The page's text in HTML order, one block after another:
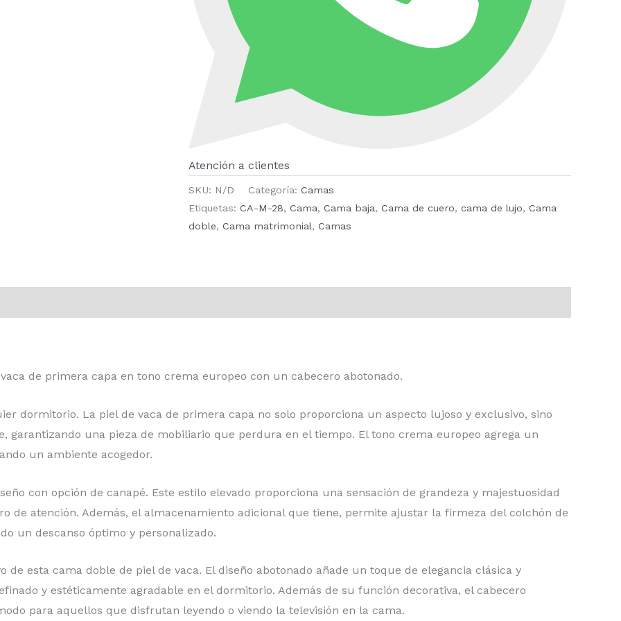
Atención a clientes
SKU: N/D Categoría: Camas
Etiquetas: CA-M-28, Cama, Cama baja, Cama de cuero, cama de lujo, Cama
doble, Cama matrimonial, Camas
de primera capa en tono crema europeo con un cabecero abotonado.
dormitorio. La piel de vaca de primera capa no solo proporciona un aspecto lujoso y exclusivo, sino
garantizando una pieza de mobiliario que perdura en el tiempo. El tono crema europeo agrega un
un ambiente acogedor.
con opción de canapé. Este estilo elevado proporciona una sensación de grandeza y majestuosidad
de atención. Además, el almacenamiento adicional que tiene, permite ajustar la firmeza del colchón de
un descanso óptimo y personalizado.
de esta cama doble de piel de vaca. El diseño abotonado añade un toque de elegancia clásica y
y estéticamente agradable en el dormitorio. Además de su función decorativa, el cabecero
para aquellos que disfrutan leyendo o viendo la televisión en la cama.